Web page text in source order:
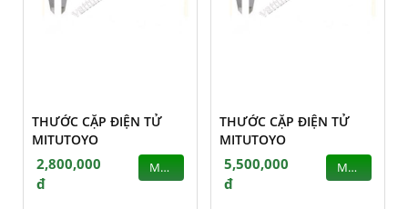
THƯỚC CẶP ĐIỆN TỬ
MITUTOYO
2,800,000
đ
MUA
THƯỚC CẶP ĐIỆN TỬ
MITUTOYO
5,500,000
đ
MUA